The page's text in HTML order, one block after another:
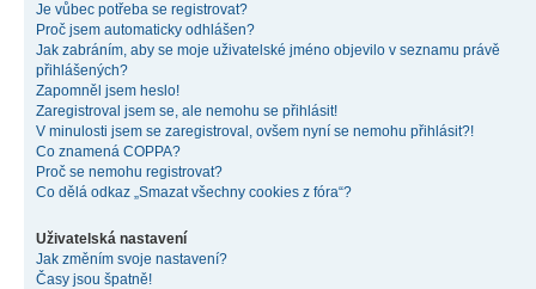
Je vůbec potřeba se registrovat?
Proč jsem automaticky odhlášen?
Jak zabráním, aby se moje uživatelské jméno objevilo v seznamu právě
přihlášených?
Zapomněl jsem heslo!
Zaregistroval jsem se, ale nemohu se přihlásit!
V minulosti jsem se zaregistroval, ovšem nyní se nemohu přihlásit?!
Co znamená COPPA?
Proč se nemohu registrovat?
Co dělá odkaz „Smazat všechny cookies z fóra“?
Uživatelská nastavení
Jak změním svoje nastavení?
Časy jsou špatně!